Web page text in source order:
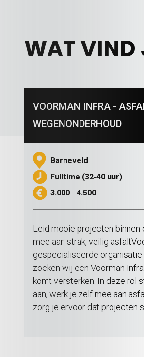
WAT VIND
VOORMAN INFRA -
WEGENONDERHOUD
Barneveld
Fulltime (32-40 uur)
3.000 - 4.500
Leid mooie projecten binnen
mee aan strak, veilig
gespecialiseerde organisatie
zoeken wij een Voorman
komt versterken. In deze rol
aan, werk je zelf mee aan
zorg je ervoor dat projecten